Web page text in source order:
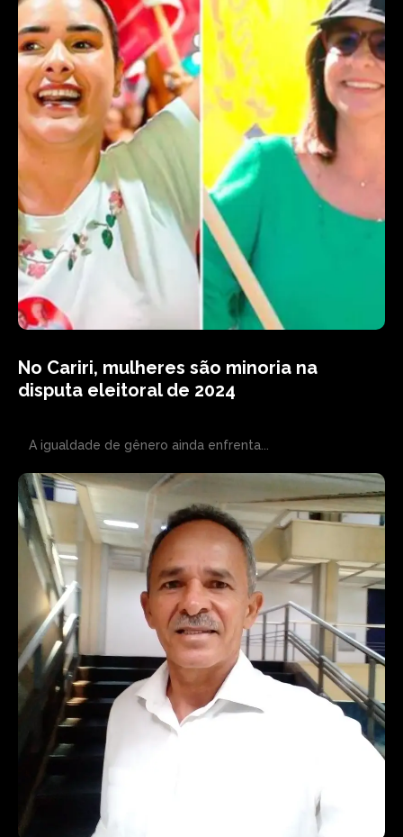
No Cariri, mulheres são minoria na
disputa eleitoral de 2024
A igualdade de gênero ainda enfrenta...